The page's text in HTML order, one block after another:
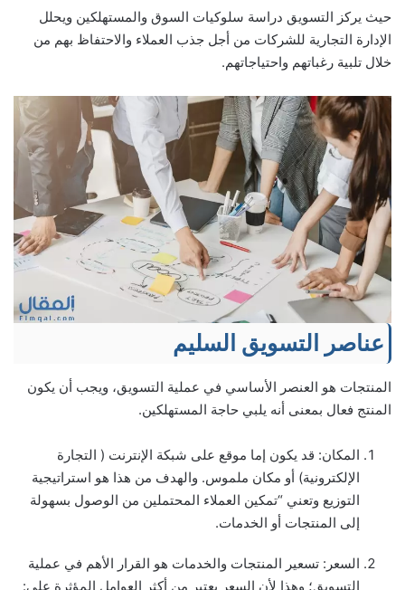
حيث يركز التسويق دراسة سلوكيات السوق والمستهلكين ويحلل
الإدارة التجارية للشركات من أجل جذب العملاء والاحتفاظ بهم من
خلال تلبية رغباتهم واحتياجاتهم.
عناصر التسويق السليم
المنتجات هو العنصر الأساسي في عملية التسويق، ويجب أن يكون
المنتج فعال بمعنى أنه يلبي حاجة المستهلكين.
المكان: قد يكون إما موقع على شبكة الإنترنت ( التجارة
الإلكترونية) أو مكان ملموس. والهدف من هذا هو استراتيجية
التوزيع وتعني “تمكين العملاء المحتملين من الوصول بسهولة
إلى المنتجات أو الخدمات.
السعر: تسعير المنتجات والخدمات هو القرار الأهم في عملية
التسويق؛ وهذا لأن السعر يعتبر من أكثر العوامل المؤثرة على: